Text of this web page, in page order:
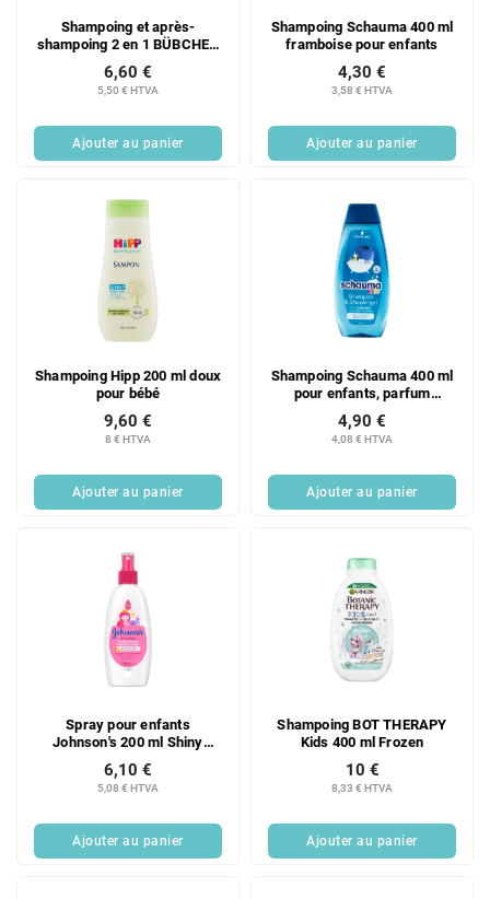
Shampoing et après-
shampoing 2 en 1 BÜBCHEN
KIDS Rose 230 ml
5,50 € HTVA
6,60 €
Ajouter au panier
Shampoing Schauma 400 ml
framboise pour enfants
3,58 € HTVA
4,30 €
Ajouter au panier
Shampoing Hipp 200 ml doux
pour bébé
8 € HTVA
9,60 €
Ajouter au panier
Shampoing Schauma 400 ml
pour enfants, parfum
myrtille
4,08 € HTVA
4,90 €
Ajouter au panier
Spray pour enfants
Johnson's 200 ml Shiny
Drops
5,08 € HTVA
6,10 €
Ajouter au panier
Shampoing BOT THERAPY
Kids 400 ml Frozen
8,33 € HTVA
10 €
Ajouter au panier